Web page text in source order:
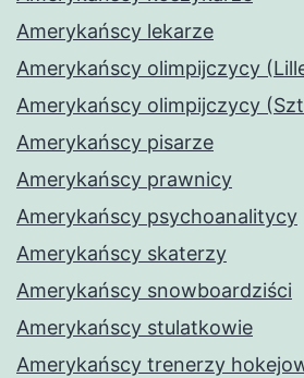
Amerykańscy lekarze
Amerykańscy olimpijczycy
Amerykańscy olimpijczycy
Amerykańscy pisarze
Amerykańscy prawnicy
Amerykańscy psychoanalitycy
Amerykańscy skaterzy
Amerykańscy snowboardziści
Amerykańscy stulatkowie
Amerykańscy trenerzy